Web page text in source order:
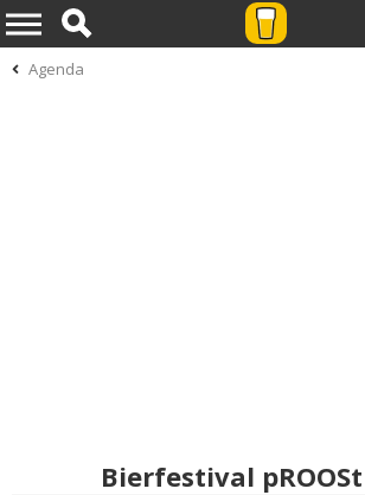
Agenda
Bierfestival